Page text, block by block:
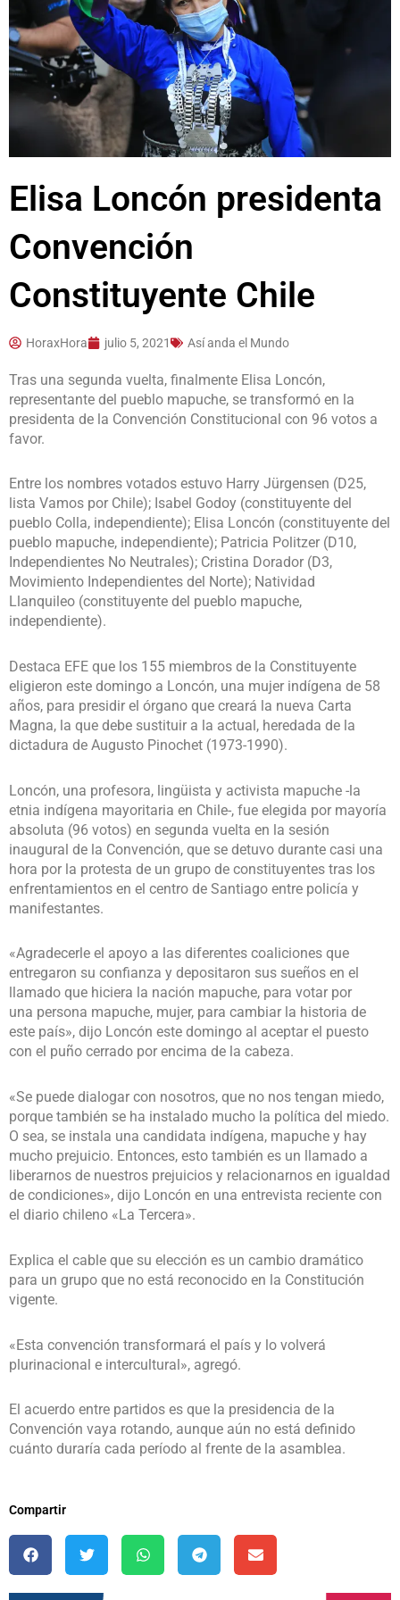
Elisa Loncón presidenta
Convención
Constituyente Chile
HoraxHora julio 5, 2021 Así anda el Mundo
Tras una segunda vuelta, finalmente Elisa Loncón,
representante del pueblo mapuche, se transformó en la
presidenta de la Convención Constitucional con 96 votos a
favor.
Entre los nombres votados estuvo Harry Jürgensen (D25,
lista Vamos por Chile); Isabel Godoy (constituyente del
pueblo Colla, independiente); Elisa Loncón (constituyente del
pueblo mapuche, independiente); Patricia Politzer (D10,
Independientes No Neutrales); Cristina Dorador (D3,
Movimiento Independientes del Norte); Natividad
Llanquileo (constituyente del pueblo mapuche,
independiente).
Destaca EFE que los 155 miembros de la Constituyente
eligieron este domingo a Loncón, una mujer indígena de 58
años, para presidir el órgano que creará la nueva Carta
Magna, la que debe sustituir a la actual, heredada de la
dictadura de Augusto Pinochet (1973-1990).
Loncón, una profesora, lingüista y activista mapuche -la
etnia indígena mayoritaria en Chile-, fue elegida por mayoría
absoluta (96 votos) en segunda vuelta en la sesión
inaugural de la Convención, que se detuvo durante casi una
hora por la protesta de un grupo de constituyentes tras los
enfrentamientos en el centro de Santiago entre policía y
manifestantes.
«Agradecerle el apoyo a las diferentes coaliciones que
entregaron su confianza y depositaron sus sueños en el
llamado que hiciera la nación mapuche, para votar por
una persona mapuche, mujer, para cambiar la historia de
este país», dijo Loncón este domingo al aceptar el puesto
con el puño cerrado por encima de la cabeza.
«Se puede dialogar con nosotros, que no nos tengan miedo,
porque también se ha instalado mucho la política del miedo.
O sea, se instala una candidata indígena, mapuche y hay
mucho prejuicio. Entonces, esto también es un llamado a
liberarnos de nuestros prejuicios y relacionarnos en igualdad
de condiciones», dijo Loncón en una entrevista reciente con
el diario chileno «La Tercera».
Explica el cable que su elección es un cambio dramático
para un grupo que no está reconocido en la Constitución
vigente.
«Esta convención transformará el país y lo volverá
plurinacional e intercultural», agregó.
El acuerdo entre partidos es que la presidencia de la
Convención vaya rotando, aunque aún no está definido
cuánto duraría cada período al frente de la asamblea.
Compartir